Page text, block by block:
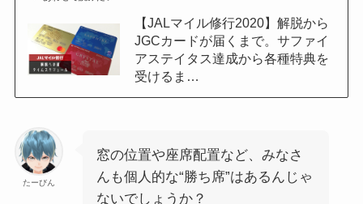
【JALマイル修行2020】解脱から
JGCカードが届くまで。サファイ
アステイタス達成から各種特典を
受けるま…
たーびん
窓の位置や座席配置など、みなさ
んも個人的な“勝ち席”はあるんじゃ
ないでしょうか？